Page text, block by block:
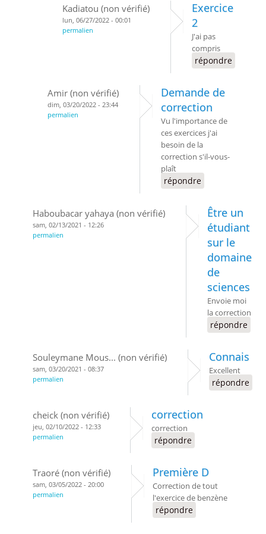
Kadiatou (non vérifié)
lun, 06/27/2022 - 00:01
permalien
Exercice
2
J'ai pas
compris
répondre
Amir (non vérifié)
dim, 03/20/2022 - 23:44
permalien
Demande de
correction
Vu l'importance de
ces exercices j'ai
besoin de la
correction s'il-vous-
plaît
répondre
Haboubacar yahaya (non vérifié)
sam, 02/13/2021 - 12:26
permalien
Être un
étudiant
sur le
domaine
de
sciences
Envoie moi
la correction
répondre
Souleymane Mous... (non vérifié)
sam, 03/20/2021 - 08:37
permalien
Connais
Excellent
répondre
cheick (non vérifié)
jeu, 02/10/2022 - 12:33
permalien
correction
correction
répondre
Traoré (non vérifié)
sam, 03/05/2022 - 20:00
permalien
Première D
Correction de tout
l'exercice de benzène
répondre